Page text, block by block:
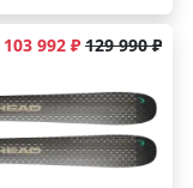
103 992 ₽ 129 990 ₽